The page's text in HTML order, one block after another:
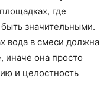
где
значительными.
вода в смеси должна
иначе она просто
и целостность